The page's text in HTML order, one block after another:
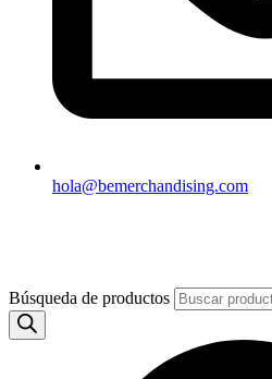
hola@bemerchandising.com
Búsqueda de productos